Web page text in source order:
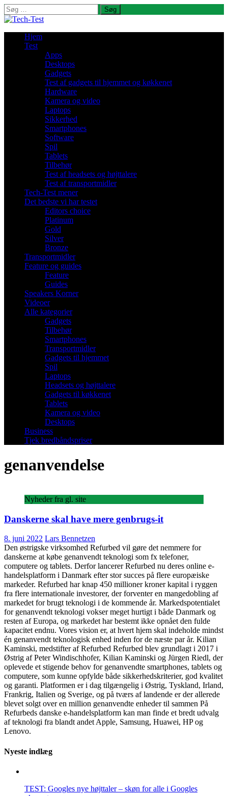
Søg
efter:
Hjem
Test
Apps
Desktops
Gadgets
Test af gadgets til hjemmet og køkkenet
Hardware
Kamera og video
Laptops
Sikkerhed
Smartphones
Software
Spil
Tablets
Tilbehør
Test af headsets og højttalere
Test af transportmidler
Tech-Test mener
Det bedste vi har testet
Editors choice
Platinum
Gold
Silver
Bronze
Transportmidler
Feature og guides
Feature
Guides
Speakers Korner
Videoer
Alle kategorier
Gadgets
Tilbehør
Smartphones
Transportmidler
Gadgets til hjemmet
Spil
Laptops
Headsets og højttalere
Gadgets til køkkenet
Tablets
Kamera og video
Desktops
Business
Tjek bredbåndspriser
genanvendelse
Nyheder fra gl. site
Danskerne skal have mere genbrugs-it
8. juni 2022 Lars Bennetzen
Den østrigske virksomhed Refurbed vil gøre det nemmere for
danskerne at købe genanvendt teknologi som fx telefoner,
computere og tablets. Derfor lancerer Refurbed nu deres online e-
handelsplatform i Danmark efter stor succes på flere europæiske
markeder. Refurbed har knap 450 millioner kroner kapital i ryggen
fra flere internationale investorer, der forventer en mangedobling af
markedet for brugt teknologi i de kommende år. Markedspotentialet
for genanvendt teknologi vokser meget hurtigt i både Danmark og
resten af Europa, og markedet har bestemt ikke opnået den fulde
kapacitet endnu. Vores vision er, at hvert hjem skal indeholde mindst
én genanvendt teknologisk enhed inden for de næste par år. Kilian
Kaminski, medstifter af Refurbed Refurbed blev grundlagt i 2017 i
Østrig af Peter Windischhofer, Kilian Kaminski og Jürgen Riedl, der
oplevede et stigende behov for genanvendte smartphones, tablets og
computere, som kunne opfylde både sikkerhedskriterier, god kvalitet
og garanti. Platformen er i dag tilgængelig i Østrig, Tyskland, Irland,
Frankrig, Italien og Sverige, og på tværs af landende er der allerede
blevet solgt over en million genanvendte enheder til sammen På
Refurbeds danske e-handelsplatform kan man finde et bredt udvalg
af teknologi fra blandt andet Apple, Samsung, Huawei, HP og
Lenovo.
Nyeste indlæg
TEST: Googles nye højttaler – skøn for alle i Googles